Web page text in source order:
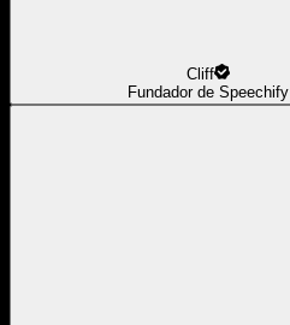
Cliff
Fundador de Speechify